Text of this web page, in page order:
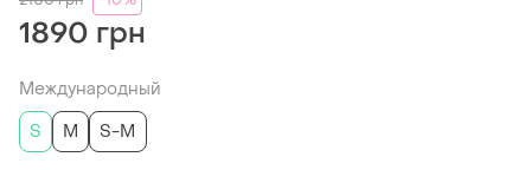
1890 грн
Международный
S
M S-M